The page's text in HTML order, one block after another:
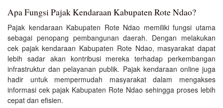
Apa Fungsi Pajak Kendaraan Kabupaten Rote Ndao?
Pajak kendaraan Kabupaten Rote Ndao memiliki fungsi utama
sebagai penopang pembangunan daerah. Dengan melakukan
cek pajak kendaraan Kabupaten Rote Ndao, masyarakat dapat
lebih sadar akan kontribusi mereka terhadap perkembangan
infrastruktur dan pelayanan publik. Pajak kendaraan online juga
hadir untuk mempermudah masyarakat dalam mengakses
informasi cek pajak Kabupaten Rote Ndao sehingga proses lebih
cepat dan efisien.